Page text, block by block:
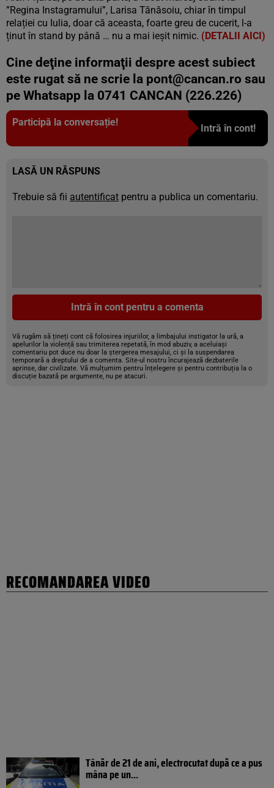
”Regina Instagramului”, Larisa Tănăsoiu, chiar în timpul
relației cu Iulia, doar că aceasta, foarte greu de cucerit, l-a
ținut în stand by până … nu a mai ieșit nimic. (DETALII AICI)
Cine deţine informaţii despre acest subiect
este rugat să ne scrie la pont@cancan.ro sau
pe Whatsapp la 0741 CANCAN (226.226)
Participă la conversație!
Intră în cont!
LASĂ UN RĂSPUNS
Trebuie să fii autentificat pentru a publica un comentariu.
Intră în cont pentru a comenta
Vă rugăm să țineți cont că folosirea injuriilor, a limbajului instigator la ură, a
apelurilor la violență sau trimiterea repetată, în mod abuziv, a aceluiași
comentariu pot duce nu doar la ștergerea mesajului, ci și la suspendarea
temporară a dreptului de a comenta. Site-ul nostru încurajează dezbaterile
aprinse, dar civilizate. Vă mulțumim pentru înțelegere și pentru contribuția la o
discuție bazată pe argumente, nu pe atacuri.
RECOMANDAREA VIDEO
Tânăr de 21 de ani, electrocutat după ce a pus
mâna pe un...